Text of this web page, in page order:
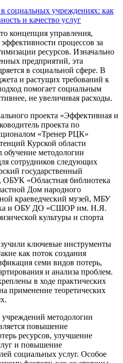
концепция управления,
процессов за
ресурсов. Изначально
предприятий, эта
в социальной сфере. В
и растущих требований к
помогает социальным
не увеличивая расходы.
проекта «Эффективная и
проекта по
«Тренер РЦК»
Курской области
методологии
сотрудников следующих
государственный
ОБУК «Областная библиотека
Дом народного
краеведческий музей, МБУ
и ОБУ ДО «СШОР им. Н.Я.
культуры и спорта
ключевые инструменты
как поток создания
семи видов потерь,
и анализа проблем.
в ходе практических
применение теоретических
методологии
повышение
ресурсов, улучшение
и повышение
социальных услуг. Особое